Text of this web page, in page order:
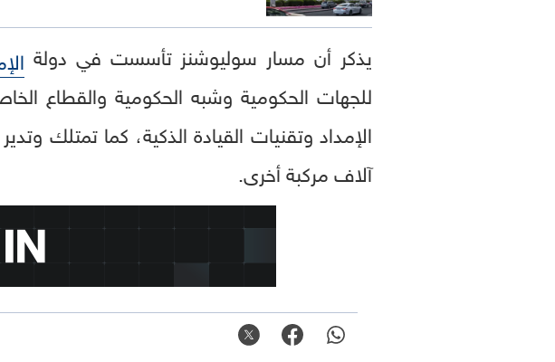
يذكر أن مسار سوليوشنز تأسست في دولة
للجهات الحكومية وشبه الحكومية والقطاع
آلاف مركبة أخرى.